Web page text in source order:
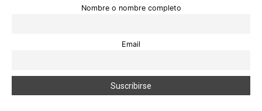
Nombre o nombre completo
Email